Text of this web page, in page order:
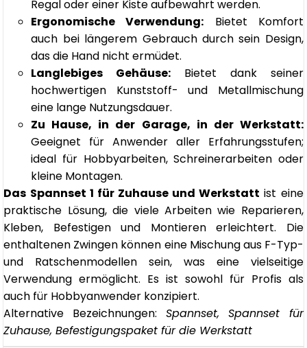
Regal oder einer Kiste aufbewahrt werden.
Ergonomische Verwendung: Bietet Komfort
auch bei längerem Gebrauch durch sein Design,
das die Hand nicht ermüdet.
Langlebiges Gehäuse: Bietet dank seiner
hochwertigen Kunststoff- und Metallmischung
eine lange Nutzungsdauer.
Zu Hause, in der Garage, in der Werkstatt:
Geeignet für Anwender aller Erfahrungsstufen;
ideal für Hobbyarbeiten, Schreinerarbeiten oder
kleine Montagen.
Das Spannset 1 für Zuhause und Werkstatt ist eine
praktische Lösung, die viele Arbeiten wie Reparieren,
Kleben, Befestigen und Montieren erleichtert. Die
enthaltenen Zwingen können eine Mischung aus F-Typ-
und Ratschenmodellen sein, was eine vielseitige
Verwendung ermöglicht. Es ist sowohl für Profis als
auch für Hobbyanwender konzipiert.
Alternative Bezeichnungen: Spannset, Spannset für
Zuhause, Befestigungspaket für die Werkstatt